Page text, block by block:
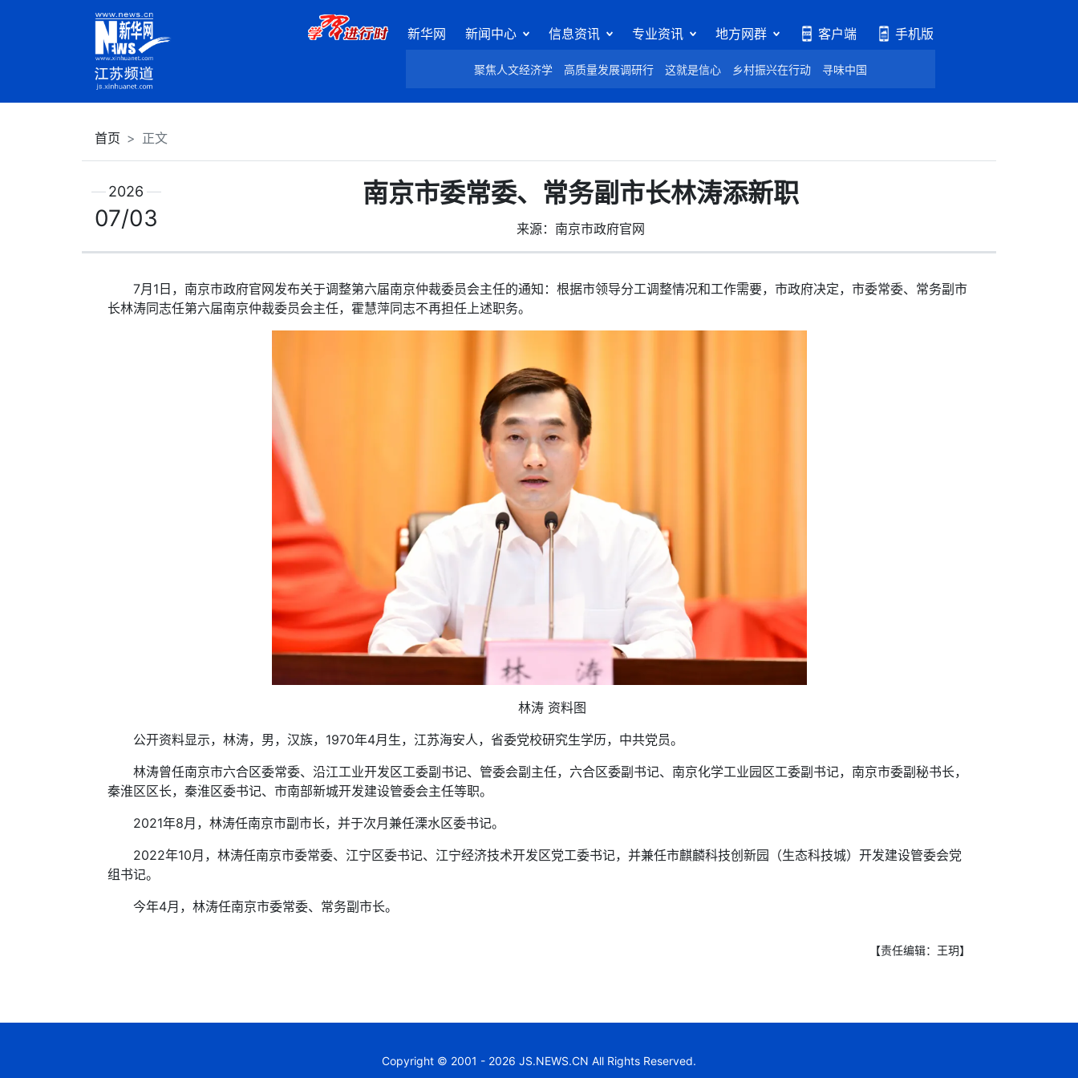
新华网 新闻中心 信息资讯 专业资讯 地方网群 客户端 手机版
聚焦人文经济学 高质量发展调研行 这就是信心 乡村振兴在行动 寻味中国
首页 正文
南京市委常委、常务副市长林涛添新职
来源：南京市政府官网
2026
07/03
7月1日，南京市政府官网发布关于调整第六届南京仲裁委员会主任的通知：根据市领导分工调整情况和工作需要，市政府决定，市委常委、常务副市
长林涛同志任第六届南京仲裁委员会主任，霍慧萍同志不再担任上述职务。
林涛 资料图
公开资料显示，林涛，男，汉族，1970年4月生，江苏海安人，省委党校研究生学历，中共党员。
林涛曾任南京市六合区委常委、沿江工业开发区工委副书记、管委会副主任，六合区委副书记、南京化学工业园区工委副书记，南京市委副秘书长，
秦淮区区长，秦淮区委书记、市南部新城开发建设管委会主任等职。
2021年8月，林涛任南京市副市长，并于次月兼任溧水区委书记。
2022年10月，林涛任南京市委常委、江宁区委书记、江宁经济技术开发区党工委书记，并兼任市麒麟科技创新园（生态科技城）开发建设管委会党
组书记。
今年4月，林涛任南京市委常委、常务副市长。
【责任编辑：王玥】
Copyright © 2001 - 2026 JS.NEWS.CN All Rights Reserved.